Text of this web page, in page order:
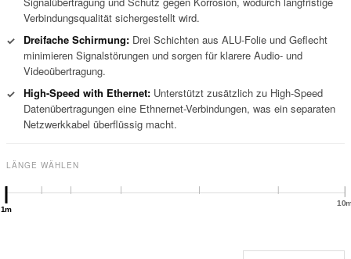
Verbindungsqualität sichergestellt wird.
✓
Dreifache Schirmung: Drei Schichten aus ALU-Folie und Geflecht
minimieren Signalstörungen und sorgen für klarere Audio- und
Videoübertragung.
✓ High-Speed with Ethernet: Unterstützt zusätzlich zu High-Speed
Datenübertragungen eine Ethnernet-Verbindungen, was ein separaten
Netzwerkkabel überflüssig macht.
LÄNGE WÄHLEN
1m